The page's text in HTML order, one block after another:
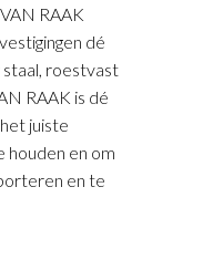
RAAK
dé
roestvast
RAAK is dé
juiste
en om
en te